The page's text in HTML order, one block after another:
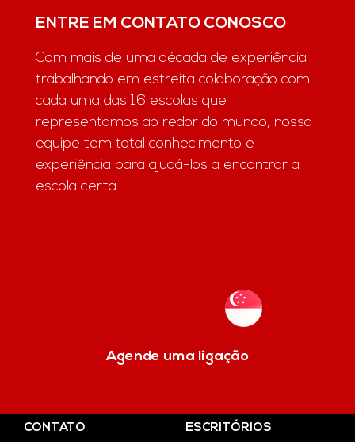
ENTRE EM CONTATO CONOSCO
Com mais de uma década de experiência
trabalhando em estreita colaboração com
cada uma das 16 escolas que
representamos ao redor do mundo, nossa
equipe tem total conhecimento e
experiência para ajudá-los a encontrar a
escola certa.
Agende uma ligação
CONTATO ESCRITÓRIOS